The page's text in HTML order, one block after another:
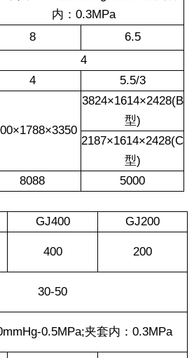
内：0.3MPa
8
6.5
4
4 5.5/3
3824×1614×2428(B
型)
2187×1614×2428(C
型)
8088 5000
GJ400
GJ200
400 200
30-50
0.5MPa;夹套内：0.3MPa